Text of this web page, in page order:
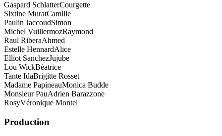
Gaspard SchlatterCourgette
Sixtine MuratCamille
Paulin JaccoudSimon
Michel VuillermozRaymond
Raul RiberaAhmed
Estelle HennardAlice
Elliot SanchezJujube
Lou WickBéatrice
Tante IdaBrigitte Rosset
Madame PapineauMonica Budde
Monsieur PauAdrien Barazzone
RosyVéronique Montel
Production